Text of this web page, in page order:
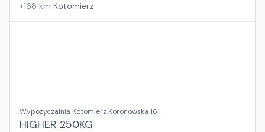
+168 km Kotomierz
Wypożyczalnia Kotomierz Koronowska 16
HIGHER 250KG